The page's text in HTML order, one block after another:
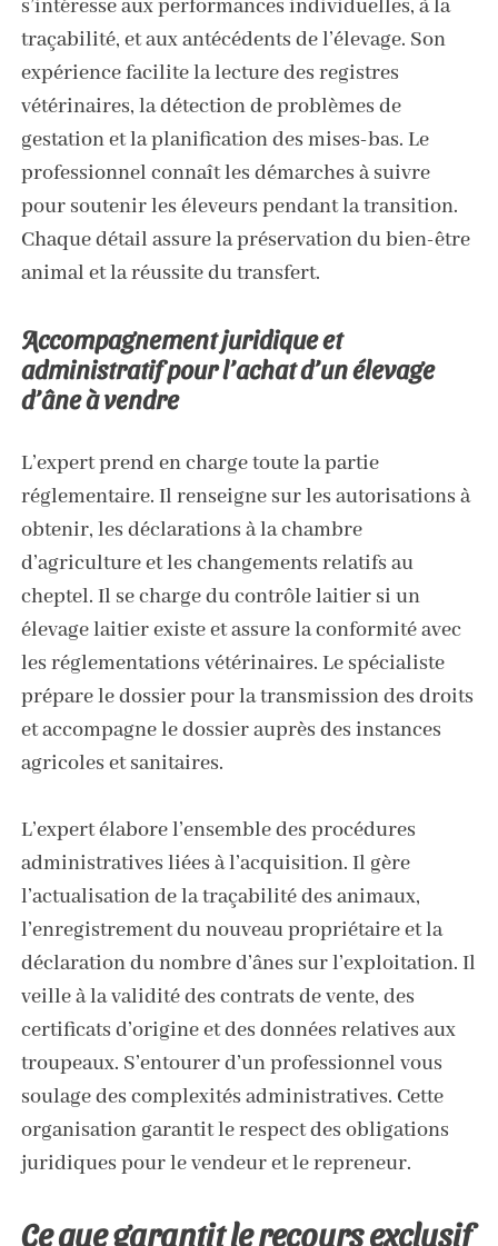
s’intéresse aux performances individuelles, à la
traçabilité, et aux antécédents de l’élevage. Son
expérience facilite la lecture des registres
vétérinaires, la détection de problèmes de
gestation et la planification des mises-bas. Le
professionnel connaît les démarches à suivre
pour soutenir les éleveurs pendant la transition.
Chaque détail assure la préservation du bien-être
animal et la réussite du transfert.
Accompagnement juridique et
administratif pour l’achat d’un élevage
d’âne à vendre
L’expert prend en charge toute la partie
réglementaire. Il renseigne sur les autorisations à
obtenir, les déclarations à la chambre
d’agriculture et les changements relatifs au
cheptel. Il se charge du contrôle laitier si un
élevage laitier existe et assure la conformité avec
les réglementations vétérinaires. Le spécialiste
prépare le dossier pour la transmission des droits
et accompagne le dossier auprès des instances
agricoles et sanitaires.
L’expert élabore l’ensemble des procédures
administratives liées à l’acquisition. Il gère
l’actualisation de la traçabilité des animaux,
l’enregistrement du nouveau propriétaire et la
déclaration du nombre d’ânes sur l’exploitation. Il
veille à la validité des contrats de vente, des
certificats d’origine et des données relatives aux
troupeaux. S’entourer d’un professionnel vous
soulage des complexités administratives. Cette
organisation garantit le respect des obligations
juridiques pour le vendeur et le repreneur.
Ce que garantit le recours exclusif